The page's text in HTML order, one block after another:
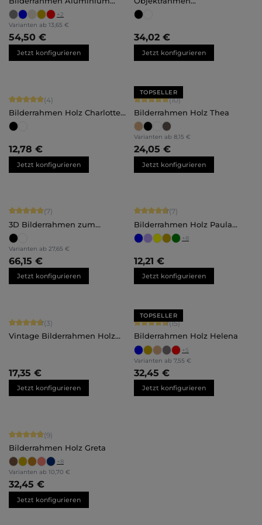
Mika
+2
Varianten ab 13,65 €
54,50 €
Jetzt konfigurieren
Maßanfertigung
34,02 €
Jetzt konfigurieren
Durchschnittliche Bewertung von 5 von 5 Sternen
(4)
Bilderrahmen Holz Charlotte
Maßanfertigung
12,78 €
Jetzt konfigurieren
TOPSELLER
Durchschnittliche Bewertung von 5
(10)
Bilderrahmen Holz Thea
Varianten ab 8,15 €
24,05 €
Jetzt konfigurieren
Durchschnittliche Bewertung von 5 von 5 Sternen
(7)
3D Bilderrahmen zum
Befüllen
Varianten ab 27,65 €
66,15 €
Jetzt konfigurieren
Durchschnittliche Bewertung von
(7)
Bilderrahmen Holz Paula
Maßanfertigung
+8
12,21 €
Jetzt konfigurieren
Durchschnittliche Bewertung von 4.67 von 5 Sternen
(3)
Vintage Bilderrahmen Holz
17,35 €
Jetzt konfigurieren
TOPSELLER
Durchschnittliche Bewertung von
(15)
Bilderrahmen Holz Helena
+5
Varianten ab 7,55 €
32,45 €
Jetzt konfigurieren
Durchschnittliche Bewertung von 4.89 von 5 Sternen
(9)
Bilderrahmen Holz Greta
+8
Varianten ab 10,70 €
32,45 €
Jetzt konfigurieren